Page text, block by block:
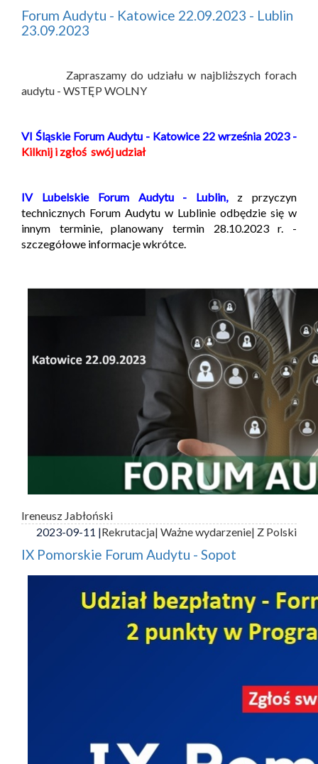
Forum Audytu - Katowice 22.09.2023 - Lublin
23.09.2023
Zapraszamy do udziału w najbliższych forach
audytu - WSTĘP WOLNY
VI Śląskie Forum Audytu - Katowice 22 września 2023 -
Kilknij i zgłoś swój udział
IV Lubelskie Forum Audytu - Lublin,
z przyczyn
technicznych Forum Audytu w Lublinie odbędzie się w
innym terminie, planowany termin 28.10.2023 r. -
szczegółowe informacje wkrótce.
Ireneusz Jabłoński
2023-09-11 |Rekrutacja| Ważne wydarzenie| Z Polski
IX Pomorskie Forum Audytu - Sopot